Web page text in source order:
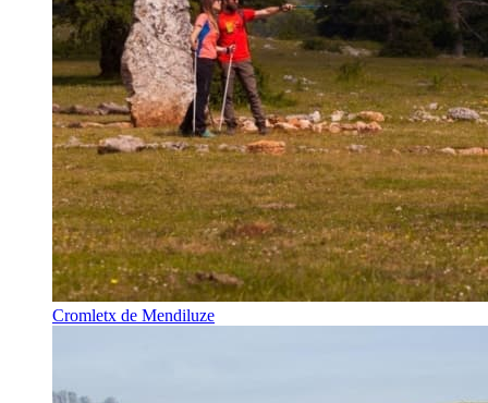
Cromletx de Mendiluze